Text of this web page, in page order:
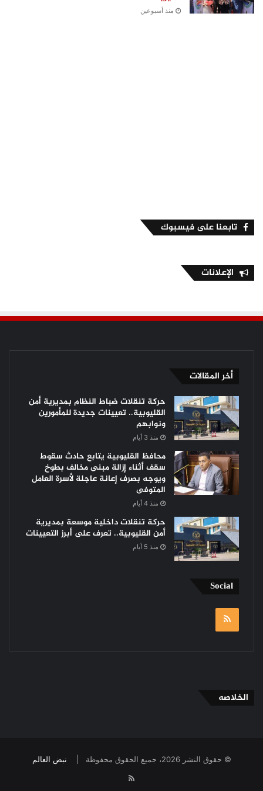
منذ أسبوعين
تابعنا على فيسبوك
الإعلانات
أخر المقالات
حركة تنقلات ضباط النظام بمديرية أمن
القليوبية.. تعيينات جديدة للمأمورين
ونوابهم
منذ 3 أيام
محافظ القليوبية يتابع حادث سقوط
سقف أثناء إزالة مبنى مخالف بطوخ
ويوجه بصرف إعانة عاجلة لأسرة العامل
المتوفى
منذ 4 أيام
حركة تنقلات داخلية موسعة بمديرية
أمن القليوبية.. تعرف على أبرز التعيينات
منذ 5 أيام
Social
RSS
الخلاصه
© حقوق النشر 2026، جميع الحقوق محفوظة |
نبض العالم
RSS